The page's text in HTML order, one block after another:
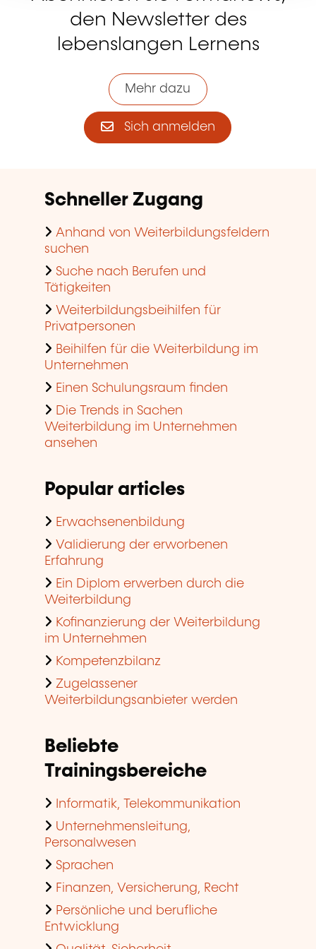
den Newsletter des
lebenslangen Lernens
Mehr dazu
Sich anmelden
Schneller Zugang
Anhand von Weiterbildungsfeldern
suchen
Suche nach Berufen und
Tätigkeiten
Weiterbildungsbeihilfen für
Privatpersonen
Beihilfen für die Weiterbildung im
Unternehmen
Einen Schulungsraum finden
Die Trends in Sachen
Weiterbildung im Unternehmen
ansehen
Popular articles
Erwachsenenbildung
Validierung der erworbenen
Erfahrung
Ein Diplom erwerben durch die
Weiterbildung
Kofinanzierung der Weiterbildung
im Unternehmen
Kompetenzbilanz
Zugelassener
Weiterbildungsanbieter werden
Beliebte
Trainingsbereiche
Informatik, Telekommunikation
Unternehmensleitung,
Personalwesen
Sprachen
Finanzen, Versicherung, Recht
Persönliche und berufliche
Entwicklung